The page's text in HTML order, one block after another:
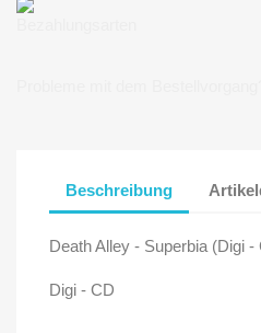
Beschreibung
Death Alley - Superbia (Digi -
Digi - CD